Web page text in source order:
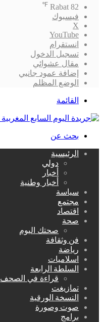
Rabat 82
℉
فيسبوك
‫X
‫YouTube
انستقرام
تسجيل الدخول
مقال عشوائي
إضافة عمود جانبي
الوضع المظلم
القائمة
بحث عن
الرئيسية
دولي
أخبار
أخبار وطنية
سياسة
مجتمع
اقتصاد
صحة
صحتك اليوم
فن وثقافة
رياضة
اسلاميات
السلطة الرابعة
قراءة في الصحف
تمازيغت
النسخة الورقية
صوت وصورة
برامج